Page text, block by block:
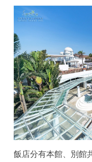
飯店分有本館、別館